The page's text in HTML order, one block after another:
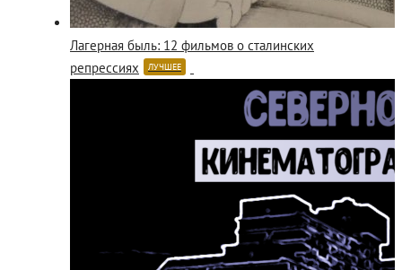
Лагерная быль: 12 фильмов о сталинских
репрессиях
ЛУЧШЕЕ